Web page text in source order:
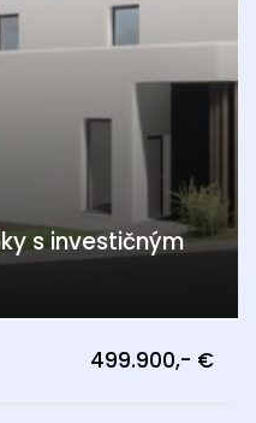
s investičným
499.900,- €